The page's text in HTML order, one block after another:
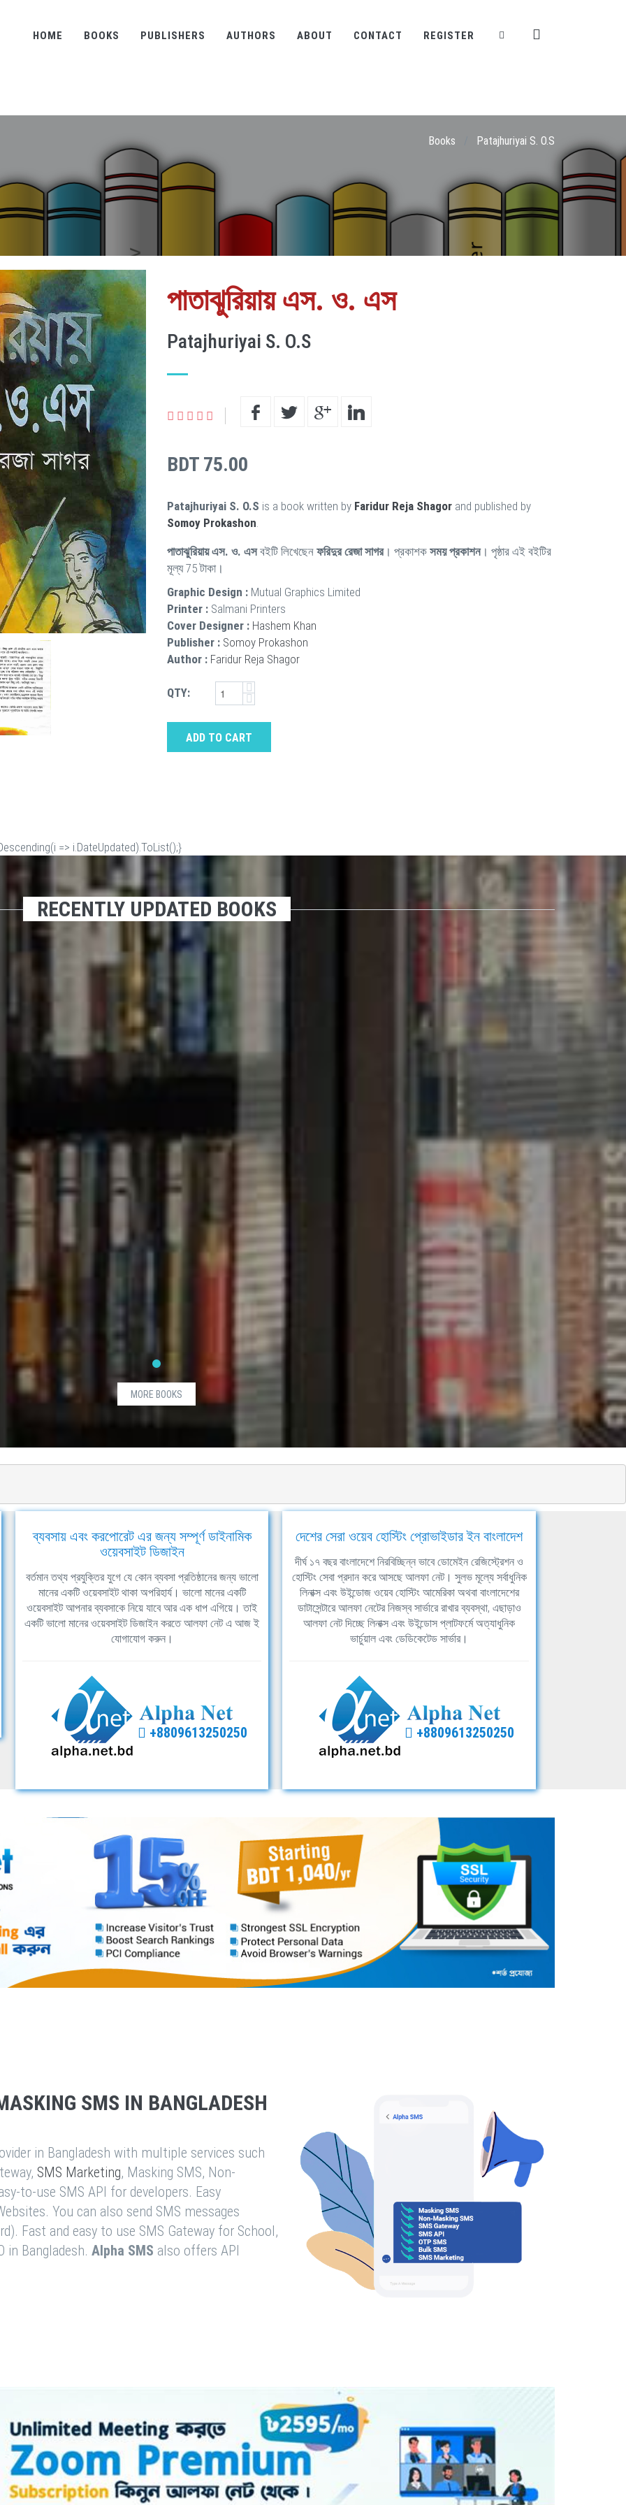
HOME BOOKS PUBLISHERS AUTHORS ABOUT CONTACT REGISTER
Books Patajhuriyai S. O.S
পাতাঝুরিয়ায় এস. ও. এস
Patajhuriyai S. O.S
BDT 75.00
Patajhuriyai S. O.S is a book written by Faridur Reja Shagor and published by
Somoy Prokashon.
পাতাঝুরিয়ায় এস. ও. এসবইটি লিখেছেন ফরিদুর রেজা সাগর। প্রকাশক সময় প্রকাশন। পৃষ্ঠার এই বইটির
মূল্য 75 টাকা।
Graphic Design : Mutual Graphics Limited
Printer : Salmani Printers
Cover Designer : Hashem Khan
Publisher : Somoy Prokashon
Author : Faridur Reja Shagor
QTY:
ADD TO CART
=> i.DateUpdated).ToList();}
RECENTLY UPDATED BOOKS
MORE BOOKS
ব্যবসায় এবং করপোরেট এর জন্য সম্পূর্ণ ডাইনামিক
ওয়েবসাইট ডিজাইন
বর্তমান তথ্য প্রযুক্তির যুগে যে কোন ব্যবসা প্রতিষ্ঠানের জন্য ভালো
মানের একটি ওয়েবসাইট থাকা অপরিহার্য। ভালো মানের একটি
ওয়েবসাইট আপনার ব্যবসাকে নিয়ে যাবে আর এক ধাপ এগিয়ে। তাই
একটি ভালো মানের ওয়েবসাইট ডিজাইন করতে আলফা নেট এ আজ ই
যোগাযোগ করুন।
+8809613250250
দেশের সেরা ওয়েব হোস্টিং প্রোভাইডার ইন বাংলাদেশ
দীর্ঘ ১৭ বছর বাংলাদেশে নিরবিচ্ছিন্ন ভাবে ডোমেইন রেজিস্ট্রেশন ও
হোস্টিং সেবা প্রদান করে আসছে আলফা নেট। সুলভ মূল্যে সর্বাধুনিক
লিনাক্স এবং উইন্ডোজ ওয়েব হোস্টিং আমেরিকা অথবা বাংলাদেশের
ডাটাসেন্টারে আলফা নেটের নিজস্ব সার্ভারে রাখার ব্যবস্থা, এছাড়াও
আলফা নেট দিচ্ছে লিনাক্স এবং উইন্ডোস প্লাটফর্মে অত্যাধুনিক
ভার্চুয়াল এবং ডেডিকেটেড সার্ভার।
+8809613250250
SMS IN BANGLADESH
in Bangladesh with multiple services such
SMS Marketing, Masking SMS, Non-
to-use SMS API for developers. Easy
You can also send SMS messages
Fast and easy to use SMS Gateway for School,
in Bangladesh. Alpha SMS also offers API